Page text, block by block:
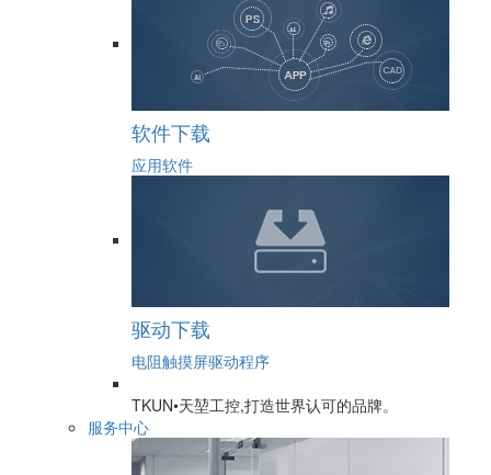
软件下载
应用软件
驱动下载
电阻触摸屏驱动程序
TKUN•天堃工控,打造世界认可的品牌。
服务中心